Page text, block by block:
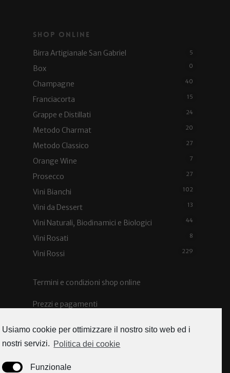
Shop Online
Birra Artigianale San Gabriel
5
Box 0
Champagne 40
Franciacorta 15
Grappe e Distillati 24
Metodo Charmat 20
Metodo Classico 27
Orange Wine 7
Prosecco 27
Vini Bianchi 102
Vini da Dessert 13
Vini Naturali, Biodinamici e Biologici 44
Vini Rosati 8
Vini Rossi 229
Termini e condizioni shop online
Prezzi e pagamenti
Spedizioni e costi
Usiamo cookie per ottimizzare il nostro sito web ed i
nostri servizi. Politica dei cookie
Funzionale